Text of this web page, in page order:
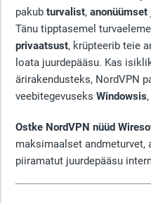
pakub turvalist, anonüümset
Tänu tipptasemel
privaatsust, krüpteerib teie
loata juurdepääsu. Kas
ärirakendusteks, NordVPN
veebitegevuseks Windowsis,
Ostke NordVPN nüüd
maksimaalset
piiramatut juurdepääsu